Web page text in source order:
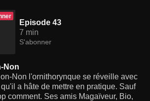
Episode 43
7 min
S'abonner
Non
Non l'ornithorynque se réveille avec
a hâte de mettre en pratique. Sauf
comment. Ses amis Magaïveur, Bio,